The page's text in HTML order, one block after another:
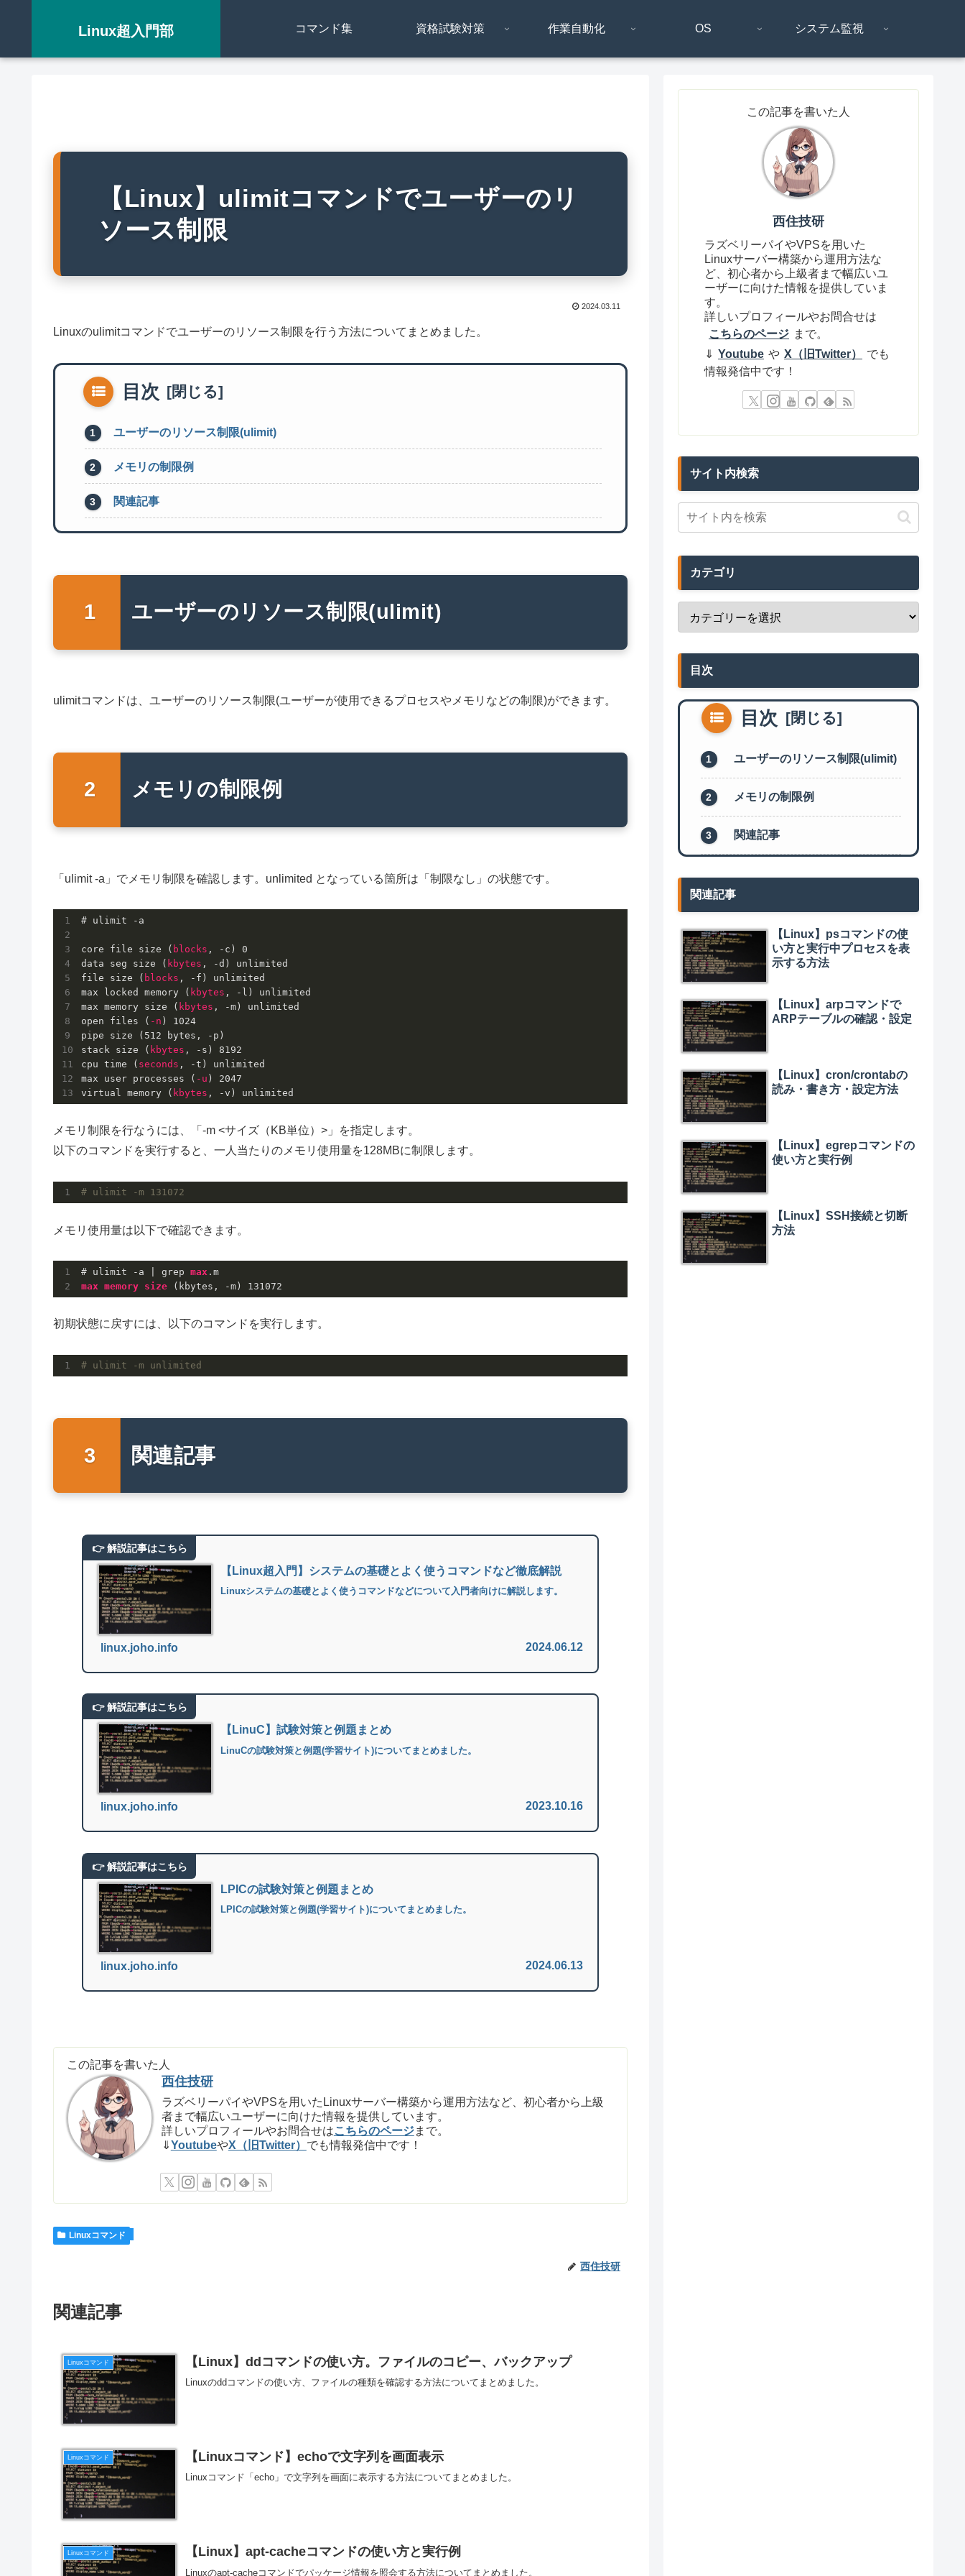
Linux超入門部 コマンド集 資格試験対策 作業自動化 OS システム監視
【Linux】ulimitコマンドでユーザーのリ
ソース制限
2024.03.11
Linuxのulimitコマンドでユーザーのリソース制限を行う方法についてまとめました。
目次
ユーザーのリソース制限(ulimit)
メモリの制限例
関連記事
ユーザーのリソース制限(ulimit)
ulimitコマンドは、ユーザーのリソース制限(ユーザーが使用できるプロセスやメモリなどの制限)ができます。
メモリの制限例
「ulimit -a」でメモリ制限を確認します。unlimited となっている箇所は「制限なし」の状態です。
# ulimit -a
core file size ( blocks , -c) 0
data seg size ( kbytes , -d) unlimited
file size ( blocks , -f) unlimited
max locked memory ( kbytes , -l) unlimited
max memory size ( kbytes , -m) unlimited
open files ( -n ) 1024
pipe size ( 512 bytes, -p)
stack size ( kbytes , -s) 8192
cpu time ( seconds , -t) unlimited
max user processes ( -u ) 2047
virtual memory ( kbytes
メモリ制限を行なうには、「-m <サイズ（KB単位）>」を指定します。
以下のコマンドを実行すると、一人当たりのメモリ使用量を128MBに制限します。
# ulimit -m 131072
メモリ使用量は以下で確認できます。
# ulimit -a | grep max
max memory size (kbytes, -m) 131072
初期状態に戻すには、以下のコマンドを実行します。
# ulimit -m unlimited
関連記事
【Linux超入門】システムの基礎とよく使うコマンドなど徹底解説
Linuxシステムの基礎とよく使うコマンドなどについて入門者向けに解説します。
linux.joho.info 2024.06.12
【LinuC】試験対策と例題まとめ
LinuCの試験対策と例題(学習サイト)についてまとめました。
linux.joho.info 2023.10.16
LPICの試験対策と例題まとめ
LPICの試験対策と例題(学習サイト)についてまとめました。
linux.joho.info 2024.06.13
この記事を書いた人
西住技研
ラズベリーパイやVPSを用いたLinuxサーバー構築から運用方法など、初心者から上級
者まで幅広いユーザーに向けた情報を提供しています。
詳しいプロフィールやお問合せはこちらのページまで。
⇓YoutubeやX（旧Twitter） でも情報発信中です！
Linuxコマンド
西住技研
関連記事
Linuxコマンド 【Linux】ddコマンドの使い方。ファイルのコピー、バックアップ
Linuxのddコマンドの使い方、ファイルの種類を確認する方法についてまとめました。
Linuxコマンド 【Linuxコマンド】echoで文字列を画面表示
Linuxコマンド「echo」で文字列を画面に表示する方法についてまとめました。
Linuxコマンド 【Linux】apt-cacheコマンドの使い方と実行例
Linuxのapt-cacheコマンドでパッケージ情報を照会する方法についてまとめました。
この記事を書いた人
西住技研
ラズベリーパイやVPSを用いた
Linuxサーバー構築から運用方法な
ど、初心者から上級者まで幅広いユ
ーザーに向けた情報を提供していま
す。
詳しいプロフィールやお問合せは
こちらのページ まで。
⇓ Youtube や X（旧Twitter）
でも
情報発信中です！
サイト内検索
カテゴリ
目次
目次
ユーザーのリソース制限(ulimit)
メモリの制限例
関連記事
関連記事
【Linux】psコマンドの使
い方と実行中プロセスを表
示する方法
【Linux】arpコマンドで
ARPテーブルの確認・設定
【Linux】cron/crontabの
読み・書き方・設定方法
【Linux】egrepコマンドの
使い方と実行例
【Linux】SSH接続と切断
方法